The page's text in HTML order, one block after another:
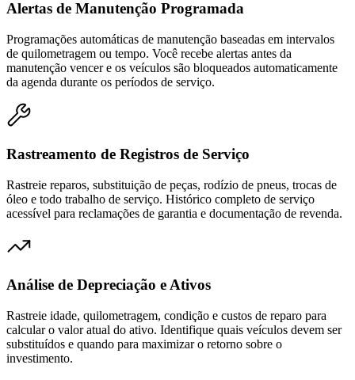
Alertas de Manutenção Programada
Programações automáticas de manutenção baseadas em intervalos
de quilometragem ou tempo. Você recebe alertas antes da
manutenção vencer e os veículos são bloqueados automaticamente
da agenda durante os períodos de serviço.
Rastreamento de Registros de Serviço
Rastreie reparos, substituição de peças, rodízio de pneus, trocas de
óleo e todo trabalho de serviço. Histórico completo de serviço
acessível para reclamações de garantia e documentação de revenda.
Análise de Depreciação e Ativos
Rastreie idade, quilometragem, condição e custos de reparo para
calcular o valor atual do ativo. Identifique quais veículos devem ser
substituídos e quando para maximizar o retorno sobre o
investimento.